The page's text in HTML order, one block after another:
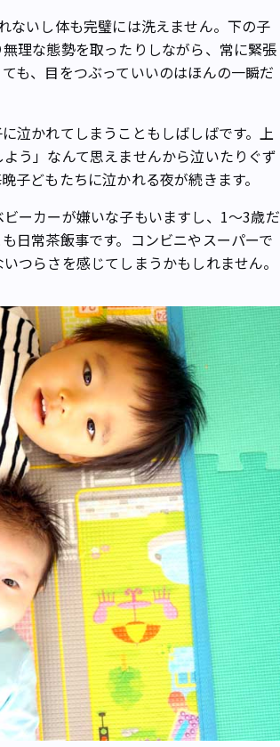
ないし体も完璧には洗えません。下の子
理な態勢を取ったりしながら、常に緊張
も、目をつぶっていいのはほんの一瞬だ
泣かれてしまうこともしばしばです。上
う」なんて思えませんから泣いたりぐず
子どもたちに泣かれる夜が続きます。
ーカーが嫌いな子もいますし、1～3歳だ
日常茶飯事です。コンビニやスーパーで
つらさを感じてしまうかもしれません。